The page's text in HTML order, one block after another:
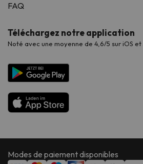
FAQ
Téléchargez notre application
Noté avec une moyenne de 4,6/5 sur iOS
Modes de paiement disponibles